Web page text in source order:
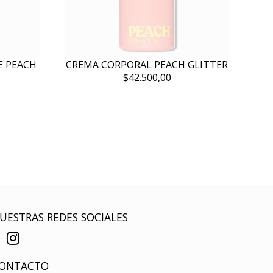
PEACH
CREMA CORPORAL PEACH GLITTER
$42.500,00
REDES SOCIALES